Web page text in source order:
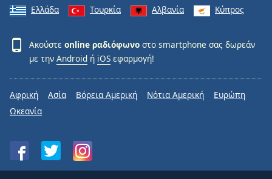
Ελλάδα
Τουρκία Αλβανία Κύπρος
Ακούστε online ραδιόφωνο στο smartphone σας δωρεάν
με την Android ή iOS εφαρμογή!
Αφρική Ασία Βόρεια Αμερική Νότια Αμερική
Ευρώπη
Ωκεανία